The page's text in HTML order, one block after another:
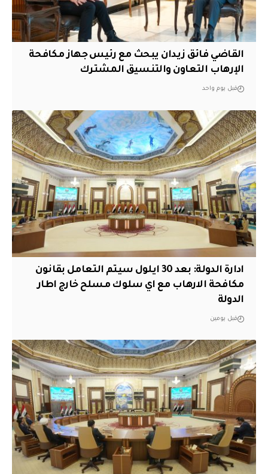
القاضي فائق زيدان يبحث مع رئيس جهاز مكافحة
الإرهاب التعاون والتنسيق المشترك
قبل يوم واحد
ادارة الدولة: بعد 30 ايلول سيتم التعامل بقانون
مكافحة الارهاب مع اي سلوك مسلح خارج اطار
الدولة
قبل يومين